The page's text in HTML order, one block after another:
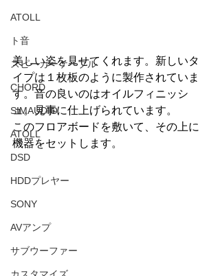
ATOLL
ト音
スピーカーケーブル
CHORD
SIMAUDIO
ATOLL
DSD
HDDプレヤー
SONY
AVアンプ
サブウーファー
美しい姿を見せてくれます。新しいタ
イプは１枚板のように製作されていま
す。音の良いのはオイルフィニッシ
ュ。見事に仕上げられています。
このフロアボードを敷いて、その上に
機器をセットします。